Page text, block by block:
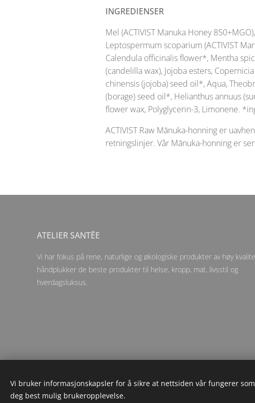
INGREDIENSER
Mel (ACTIVIST Manuka Honey
Leptospermum scoparium (ACTIVIST
Calendula officinalis flower*, Mentha
(candelilla wax), Jojoba esters,
chinensis (jojoba) seed oil*, Aqua,
(borage) seed oil*, Helianthus annuus
flower wax, Polyglycerin-3, Limonene.
ACTIVIST Raw Mānuka-honning er
retningslinjer. Vår Mānuka-honning er
ATELIER SANTĒE
Vi har fokus på rene, naturlige og økologiske produkter av høy
håndplukker de beste produkter til helse, kropp, mat, livsstil og
hverdagsluksus.
Vi bruker informasjonskapsler for å sikre at nettsiden vår fungerer
deg best mulig brukeropplevelse.